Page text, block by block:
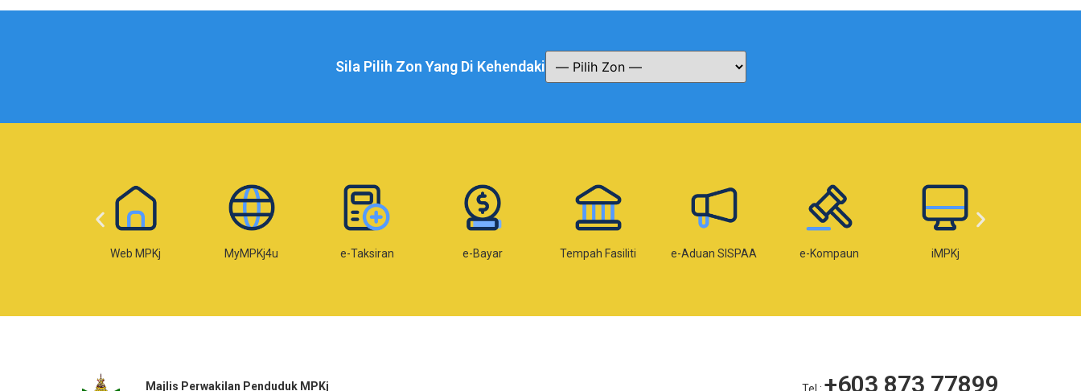
Sila Pilih Zon Yang Di Kehendaki
MyMPKj4u e-Taksiran e-Bayar Tempah Fasiliti e-Aduan SISPAA e-Kompaun iMPKj e-Lesen
Majlis Perwakilan Penduduk MPKj +603 873 77899